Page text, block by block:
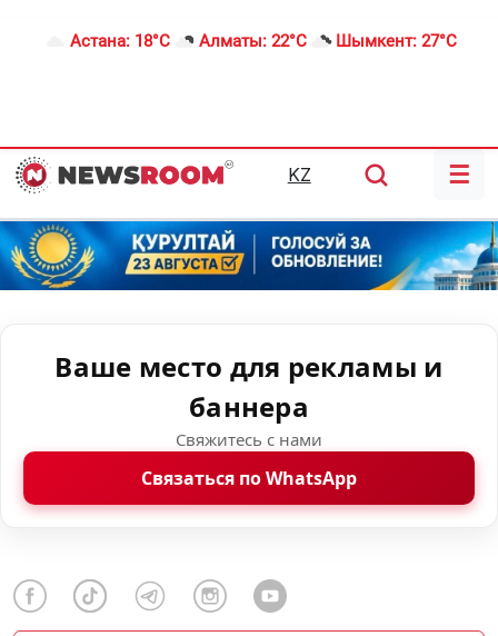
Астана: 18°C Алматы: 22°C Шымкент: 27°C
KZ ☰
Ваше место для рекламы и
баннера
Свяжитесь с нами
Связаться по WhatsApp